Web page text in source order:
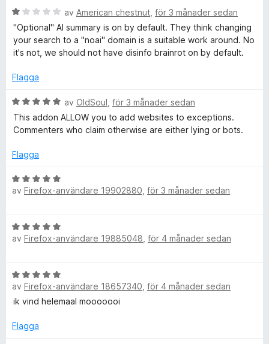
t
e
t
i
n
y
g
s
a
t
a
v
5
B
e
t
y
s
t
t
1
v
av American chestnut för 3 månader sedan
"Optional" AI summary is on by default. They think changing
your search to a "noai" domain is a suitable work around. No
it's not, we should not have disinfo brainrot on by default.
Flagga
B
e
t
g
a
t
a
v
av OldSoul för 3 månader sedan
This addon ALLOW you to add websites to exceptions.
Commenters who claim otherwise are either lying or bots.
Flagga
B
e
g
s
t
5
a
5
av Firefox-användare 19902880 för 3 månader sedan
B
e
g
s
a
t
av Firefox-användare 19885048 för 4 månader sedan
B
e
t
g
av Firefox-användare 18657340 för 4 månader sedan
ik vind helemaal mooooooi
Flagga